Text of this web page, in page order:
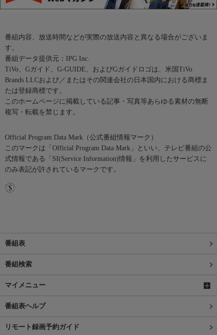
番組内容、放送時間などが実際の放送内容と異なる場合がございま
す。
番組データ提供元：IPG Inc.
TiVo、Gガイド、G-GUIDE、およびGガイドロゴは、米国TiVo
Brands LLCおよび／またはその関連会社の日本国内における商標ま
たは登録商標です。
このホームページに掲載している記事・写真等あらゆる素材の無断
複写・転載を禁じます。
Official Program Data Mark（公式番組情報マーク）
このマークは「Official Program Data Mark」といい、テレビ番組の公
式情報である「SI(Service Information)情報」を利用したサービスに
のみ表記が許されているマークです。
番組表
番組検索
マイメニュー
番組表ヘルプ
リモート録画予約ガイド